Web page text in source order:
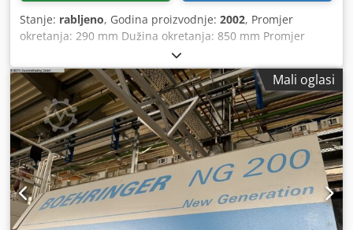
Stanje: rabljeno, Godina proizvodnje: 2002, Promjer
okretanja: 290 mm Dužina okretanja: 850 mm Promjer
okretanja iznad suporta: 600 mm Upravljanje: Siemens
SINUMERIK 840D Ukupna potrebna snaga: 58 kW
Codozrzxcspfx Ab Usrf Automatizacija: portal s 2
transportna traka Broj kupola: 3 Kontrapokretna vretena:
da Podupirač: Ne X-os (poprečna): hod: približno 220 mm
Z-os (uzdužna): hod: približno 950 mm Brzina pomaka:
približno 25 m/min (x/y) Brza brzina: približno 25 m/min
Mali oglasi